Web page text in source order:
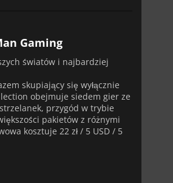
Gaming
światów i najbardziej
skupiający się wyłącznie
obejmuje siedem gier ze
przygód w trybie
pakietów z różnymi
kosztuje 22 zł / 5 USD / 5